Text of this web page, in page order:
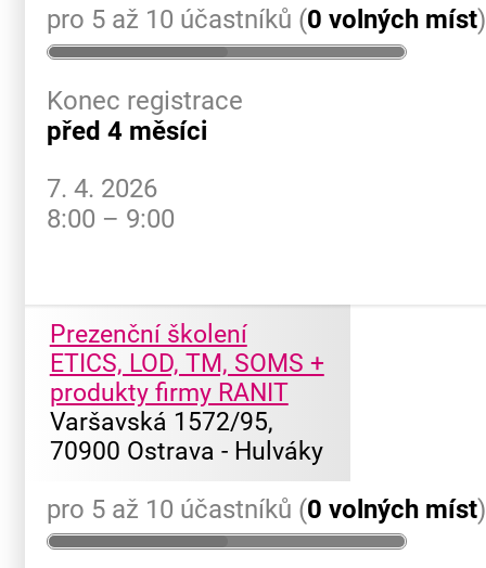
pro 5 až 10 účastníků (0 volných míst)
Konec registrace
před 4 měsíci
7. 4. 2026
8:00 – 9:00
Prezenční školení
ETICS, LOD, TM, SOMS +
produkty firmy RANIT
Varšavská 1572/95,
70900 Ostrava - Hulváky
pro 5 až 10 účastníků (0 volných míst)